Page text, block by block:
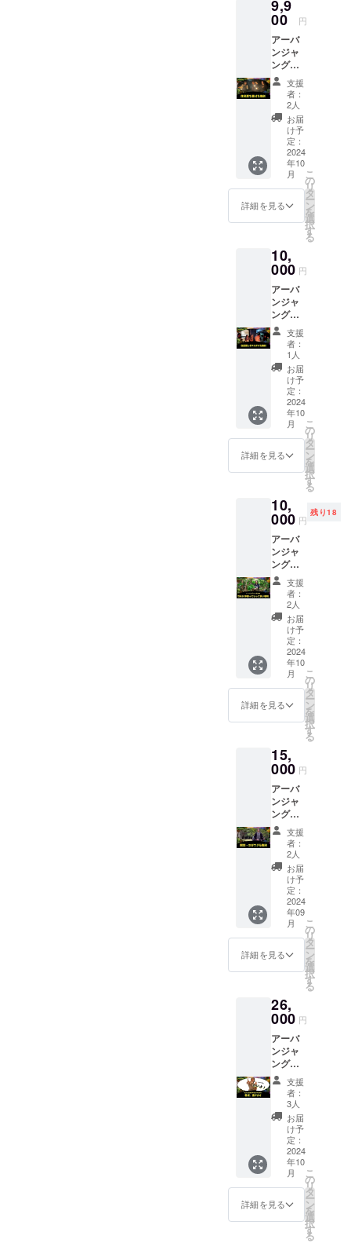
に反す
る内
容、法
令に違
反する
内容な
どはお
受けで
きませ
ん。
ングル
で振る
舞いま
す 予約
の方法
やその
他詳細
につい
ては
メール
にてご
案内致
します
効期
限：
2025年
いも
の、ア
レル
ギーが
あるの
もは事
前にお
申し出
くださ
い。 ※
人に
よって
コース
内容は
異な
り、基
本はお
9,9
00 円
アーバ
ンジャ
ングル
に住民
票を置
ける権
利 東京
都世田
谷区に
ある
アーバ
ンジャ
ングル
が土に
還るま
で住民
けま
す。 い
つでも
出し入
れ自由
です。
郵便物
の確保
もでき
る限り
やりま
す。 ※
アーバ
ンジャ
ングル
が土に
還る際
します
支援
者：
2人
お届
け予
定：
2024
年10
月
詳細を見る
こ
の
リ
タ
ー
ン
を
選
択
す
る
10,
000 円
アーバ
ンジャ
ングル
に住民
票とポ
ストを
置ける
権利 東
京都世
田谷区
にある
アーバ
ンジャ
ングル
が土に
還るま
票とポ
ストを
置けま
す。 い
つでも
出し入
れ自由
です。
郵便物
の確保
もでき
る限り
やりま
す。 ※
アーバ
ンジャ
ングル
前にお
知らせ
します
支援
者：
1人
お届
け予
定：
2024
年10
月
詳細を見る
こ
の
リ
タ
ー
ン
を
選
択
す
る
10,
000 円
残り18
アーバ
ンジャ
ングル
から竹
を10本
伐採し
てお持
ち帰り
してい
い権利
既に伐
採済み
の竹に
も適応
されま
す。竹
や長さ
によっ
て10本
以上欲
しい場
合は、
現場で
応相談
可能で
す。 予
約の方
法やそ
の他詳
細につ
いては
メール
にてご
支援
者：
2人
お届
け予
定：
2024
年10
月
詳細を見る
こ
の
リ
タ
ー
ン
を
選
択
す
る
15,
000 円
アーバ
ンジャ
ングル
内のど
こでも
瞑想・
ヨガを
しても
いい権
利 日時
を問わ
ずいつ
でも利
用可
能。
シャ
トイレ
など
も、も
ちろん
利用可
能。 ＊
有効期
限：
2100年
12月末
支援
者：
2人
お届
け予
定：
2024
年09
月
詳細を見る
こ
の
リ
タ
ー
ン
を
選
択
す
る
26,
000 円
アーバ
ンジャ
ングル
メン
バーの
みょん
太郎が
あなた
のご希
望に応
じた看
板をお
書きし
ます。
満足い
ただけ
支援
者：
3人
お届
け予
定：
2024
年10
月
詳細を見る
こ
の
リ
タ
ー
ン
を
選
択
す
る